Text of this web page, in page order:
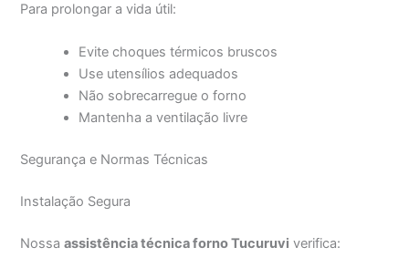
Para prolongar a vida útil:
Evite choques térmicos bruscos
Use utensílios adequados
Não sobrecarregue o forno
Mantenha a ventilação livre
Segurança e Normas Técnicas
Instalação Segura
Nossaassistência técnica forno Tucuruvi verifica: